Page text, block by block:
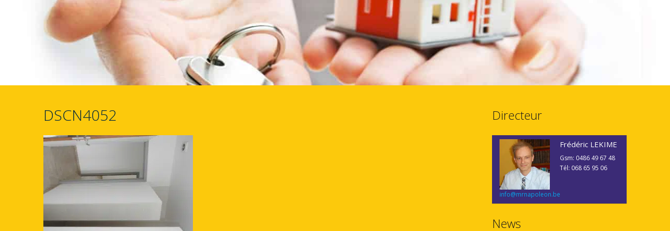
DSCN4052 Directeur
Frédéric LEKIME
Gsm: 0486 49 67 48
Tél: 068 65 95 06
info@mrnapoleon.be
News